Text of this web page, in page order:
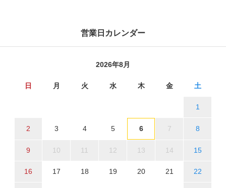
営業日カレンダー
2026年8月
日 月 火 水 木 金 土
1
2 3 4 5 6 7 8
9 10 11 12 13 14 15
16 17 18 19 20 21 22